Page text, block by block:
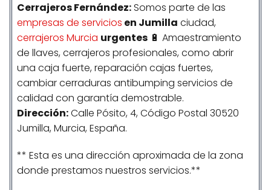
CerrajerosFernández:Somos parte de las
empresas de servicios en Jumilla ciudad,
cerrajeros Murcia urgentes 🔋 Amaestramiento
de llaves, cerrajeros profesionales, como abrir
una caja fuerte, reparación cajas fuertes,
cambiar cerraduras antibumping servicios de
calidad con garantía demostrable.
Dirección:Calle Pósito, 4, Código Postal 30520
Jumilla, Murcia, España.
** Esta es una dirección aproximada de la zona
donde prestamos nuestros servicios.**